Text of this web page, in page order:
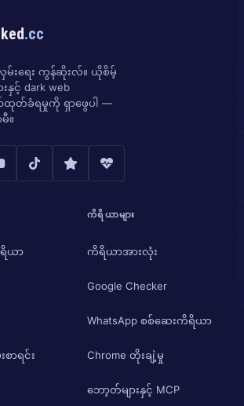
.cc
မ်းရေး ကွန်ဆိုးလ်။ ယိုစိမ့်
းနှင့် dark web
ထုတ်ခံရမှုကို ရှာဖွေပါ —
။
ယာ
ာရင်း
ကိရိယာများ
ကိရိယာအားလုံး
Google Checker
WhatsApp စစ်ဆေးကိရိယာ
Chrome တိုးချဲ့မှု
ဘော့တ်များနှင့် MCP